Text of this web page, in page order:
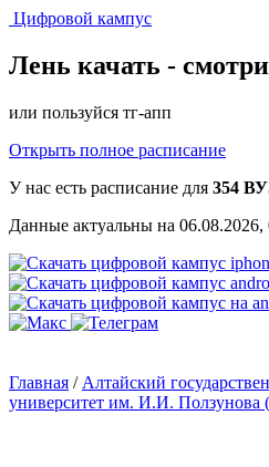
Цифровой кампус
Лень качать -
или пользуйся тг-апп
Открыть полное расписание
У нас есть расписание для 354
Данные актуальны на 06.08.2026,
Главная / Алтайский
университет им. И.И.